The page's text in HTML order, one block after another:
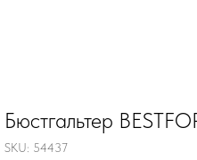
Бюстгальтер
SKU: 54437